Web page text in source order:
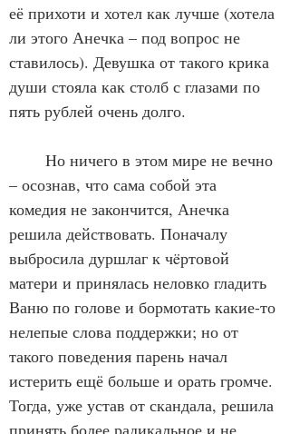
её прихоти и хотел как лучше (хотела
ли этого Анечка – под вопрос не
ставилось). Девушка от такого крика
души стояла как столб с глазами по
пять рублей очень долго.
– осознав, что сама собой эта
комедия не закончится, Анечка
решила действовать. Поначалу
выбросила дуршлаг к чëртовой
матери и принялась неловко гладить
Ваню по голове и бормотать какие-то
нелепые слова поддержки; но от
такого поведения парень начал
истерить ещё больше и орать громче.
Тогда, уже устав от скандала, решила
принять более радикальное и не